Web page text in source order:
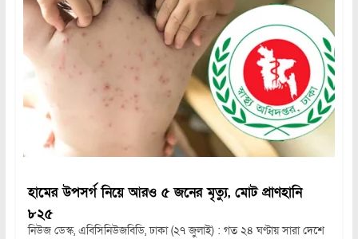
হামের উপসর্গ নিয়ে আরও ৫ জনের মৃত্যু, মোট প্রাণহানি
৮২৫
নিউজ ডেস্ক, এবিসিনিউজবিডি, ঢাকা (২৭ জুলাই) : গত ২৪ ঘণ্টায় সারা দেশে